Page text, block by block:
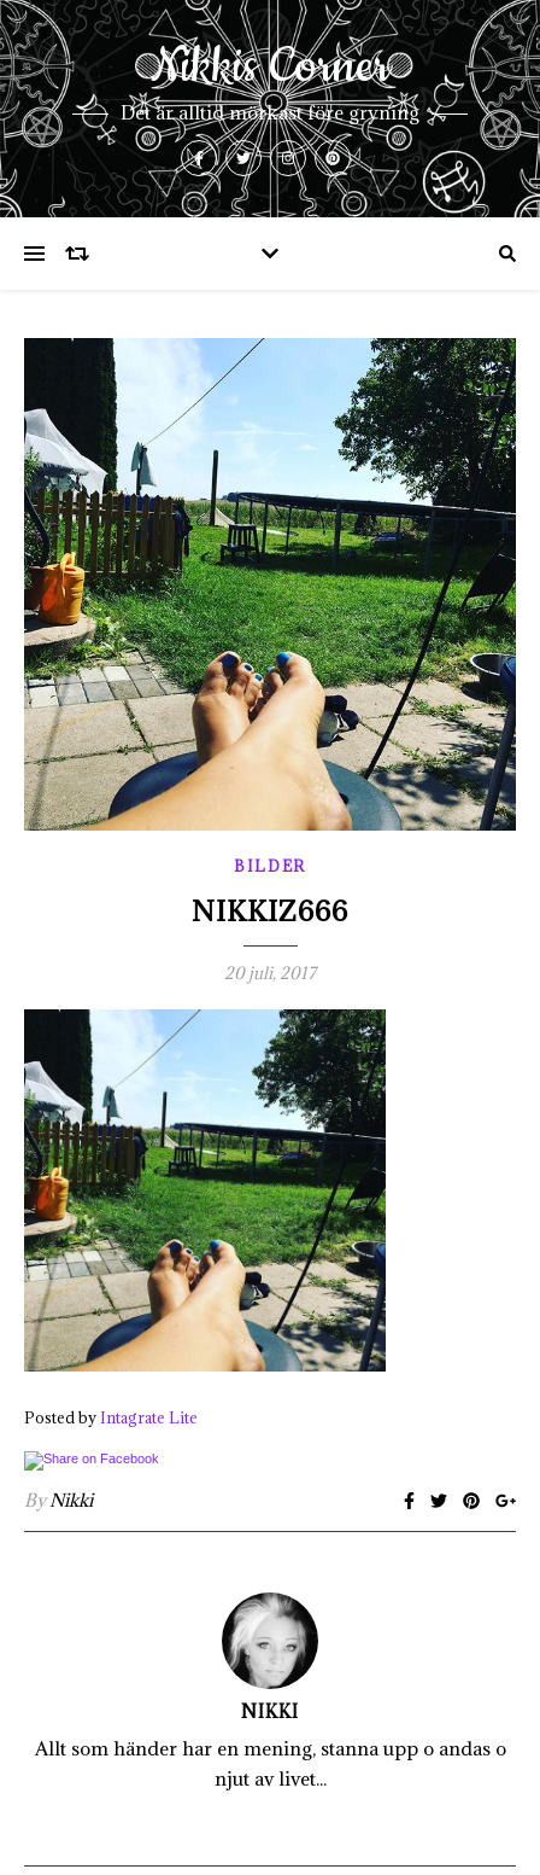
Nikkis Corner
Det är alltid mörkast före gryning
BILDER
NIKKIZ666
20 juli, 2017
Posted by Intagrate Lite
ByNikki
NIKKI
Allt som händer har en mening, stanna upp o andas o
njut av livet...